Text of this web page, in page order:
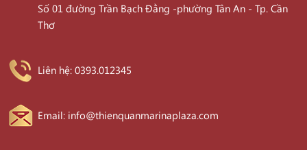
Số 01 đường Trần Bạch Đằng -phường Tân An - Tp. Cần
Thơ
Liên hệ: 0393.012345
Email: info@thienquanmarinaplaza.com